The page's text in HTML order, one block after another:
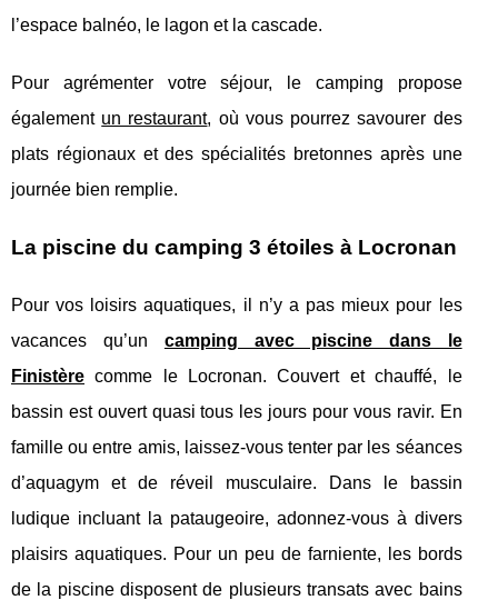
l’espace balnéo, le lagon et la cascade.
Pour agrémenter votre séjour, le camping propose
également un restaurant, où vous pourrez savourer des
plats régionaux et des spécialités bretonnes après une
journée bien remplie.
La piscine du camping 3 étoiles à Locronan
Pour vos loisirs aquatiques, il n’y a pas mieux pour les
vacances qu’un camping avec piscine dans le
Finistère comme le Locronan. Couvert et chauffé, le
bassin est ouvert quasi tous les jours pour vous ravir. En
famille ou entre amis, laissez-vous tenter par les séances
d’aquagym et de réveil musculaire. Dans le bassin
ludique incluant la pataugeoire, adonnez-vous à divers
plaisirs aquatiques. Pour un peu de farniente, les bords
de la piscine disposent de plusieurs transats avec bains